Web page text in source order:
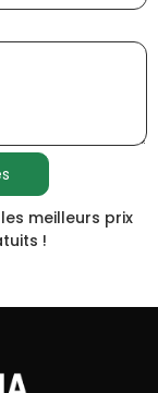
meilleurs prix
!